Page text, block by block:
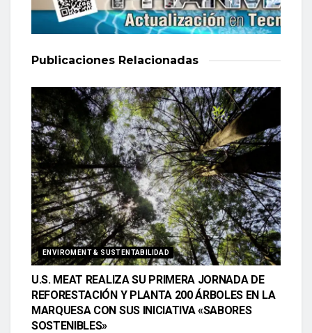
Publicaciones Relacionadas
ENVIROMENT & SUSTENTABILIDAD
U.S. MEAT REALIZA SU PRIMERA JORNADA DE
REFORESTACIÓN Y PLANTA 200 ÁRBOLES EN LA
MARQUESA CON SUS INICIATIVA «SABORES
SOSTENIBLES»